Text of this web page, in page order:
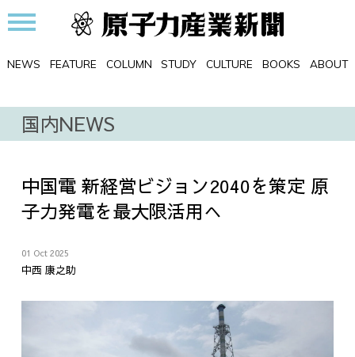
NEWS FEATURE COLUMN STUDY CULTURE BOOKS ABOUT
国内NEWS
中国電 新経営ビジョン2040を策定 原
子力発電を最大限活用へ
01 Oct 2025
中西 康之助